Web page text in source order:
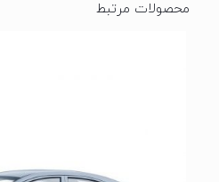
محصولات مرتبط